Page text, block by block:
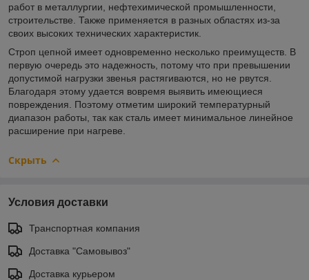
работ в металлургии, нефтехимической промышленности,
строительстве. Также применяется в разных областях из-за
своих высоких технических характеристик.
Строп цепной имеет одновременно несколько преимуществ. В
первую очередь это надежность, потому что при превышении
допустимой нагрузки звенья растягиваются, но не рвутся.
Благодаря этому удается вовремя выявить имеющиеся
повреждения. Поэтому отметим широкий температурный
диапазон работы, так как сталь имеет минимальное линейное
расширение при нагреве.
Скрыть
Условия доставки
Транспортная компания
Доставка "Самовывоз"
Доставка курьером